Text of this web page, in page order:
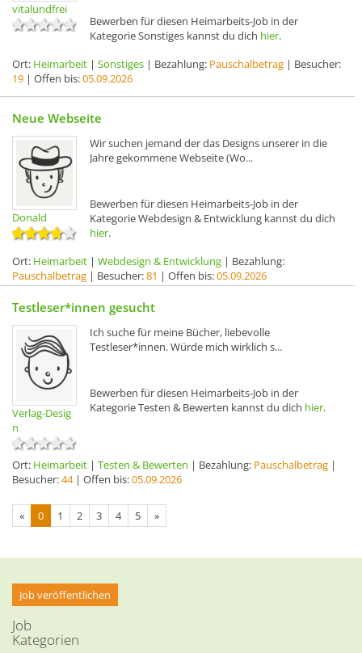
vitalundfrei
Bewerben für diesen Heimarbeits-Job in der
Kategorie Sonstiges kannst du dich hier.
Ort: Heimarbeit | Sonstiges | Bezahlung: Pauschalbetrag | Besucher:
19 | Offen bis:05.09.2026
Neue Webseite
Donald
Wir suchen jemand der das Designs unserer in die
Jahre gekommene Webseite (Wo...
Bewerben für diesen Heimarbeits-Job in der
Kategorie Webdesign & Entwicklung kannst du dich
hier.
Ort: Heimarbeit | Webdesign & Entwicklung | Bezahlung:
Pauschalbetrag | Besucher:81 | Offen bis:05.09.2026
Testleser*innen gesucht
Verlag-Desig
n
Ich suche für meine Bücher, liebevolle
Testleser*innen. Würde mich wirklich s...
Bewerben für diesen Heimarbeits-Job in der
Kategorie Testen & Bewerten kannst du dich hier.
Ort: Heimarbeit | Testen & Bewerten | Bezahlung: Pauschalbetrag |
Besucher:44| Offen bis:05.09.2026
« 0 1 2 3 4 5 »
Job veröffentlichen
Job
Kategorien